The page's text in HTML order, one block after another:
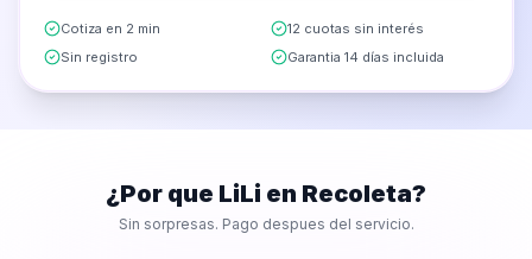
Cotiza en 2 min
12 cuotas sin interés
Sin registro
Garantia 14 días incluida
¿Por que LiLi en Recoleta?
Sin sorpresas. Pago despues del servicio.